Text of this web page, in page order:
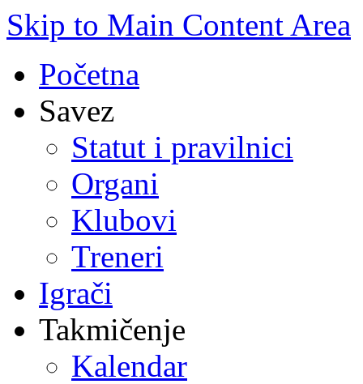
Skip to Main Content Area
Početna
Savez
Statut i pravilnici
Organi
Klubovi
Treneri
Igrači
Takmičenje
Kalendar